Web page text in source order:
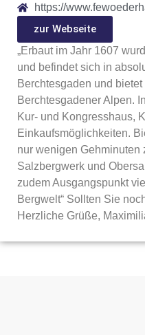
https://
zur Webseite
„Erbaut im Jahr 1607
und befindet sich in
Berchtesgaden und
Berchtesgadener Alpen.
Kur- und Kongresshaus,
Einkaufsmöglichkeiten.
nur wenigen Gehminuten
Salzbergwerk und
zudem Ausgangspunkt
Bergwelt“ Sollten Sie
Herzliche Grüße,